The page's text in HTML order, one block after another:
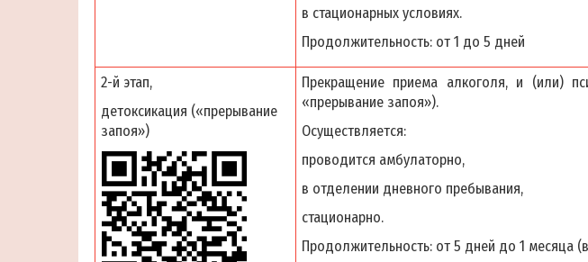
в стационарных условиях.
Продолжительность: от 1 до 5 дней
2-й этап,
детоксикация («прерывание
запоя»)
Прекращение приема алкоголя, и (или)
«прерывание запоя»).
Осуществляется:
проводится амбулаторно,
в отделении дневного пребывания,
стационарно.
Продолжительность: от 5 дней до 1 месяца